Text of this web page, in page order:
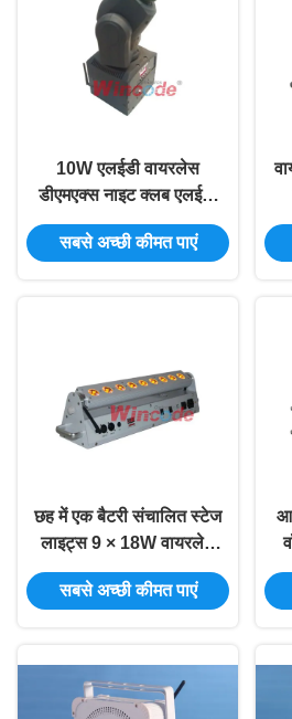
10W एलईडी वायरलेस
डीएमएक्स नाइट क्लब एलईडी
प्रकाश व्यवस्था, गोबो के साथ
बैटरी संचालित स्पॉटलाइट
सबसे अच्छी कीमत पाएं
छह में एक बैटरी संचालित स्टेज
लाइट्स 9 × 18W वायरलेस
बैटरी के साथ एलईडी दीवार
वॉशर
सबसे अच्छी कीमत पाएं